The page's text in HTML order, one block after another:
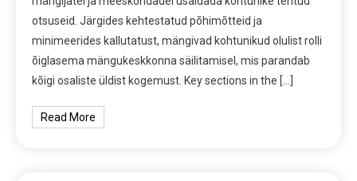
otsuseid. Järgides kehtestatud põhimõtteid ja
minimeerides kallutatust, mängivad kohtunikud olulist rolli
õiglasema mängukeskkonna säilitamisel, mis parandab
kõigi osaliste üldist kogemust. Key sections in the […]
Read More